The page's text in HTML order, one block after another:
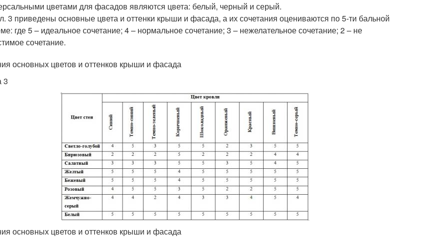
цветами для фасадов являются цвета: белый, черный и серый.
3 приведены основные цвета и оттенки крыши и фасада, а их сочетания оцениваются по 5-ти бальной
где 5 – идеальное сочетание; 4 – нормальное сочетание; 3 – нежелательное сочетание; 2 – не
сочетание.
основных цветов и оттенков крыши и фасада
3
основных цветов и оттенков крыши и фасада